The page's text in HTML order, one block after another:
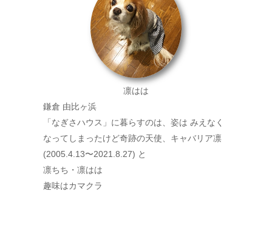
凛はは
鎌倉 由比ヶ浜
「なぎさハウス」に暮らすのは、姿は みえなく
なってしまったけど奇跡の天使、キャバリア凛
(2005.4.13〜2021.8.27) と
凛ちち・凛はは
趣味はカマクラ